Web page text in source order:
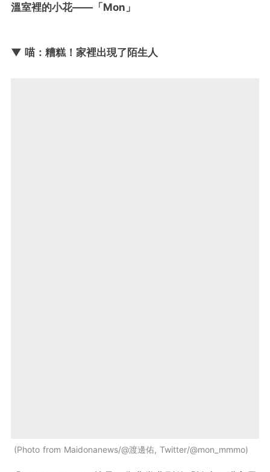
溫室裡的小花——「Mon」
▼ 喵：糟糕！家裡出現了陌生人
Photo from Maidonanews/@渡邊佑, Twitter/@mon_mmmo